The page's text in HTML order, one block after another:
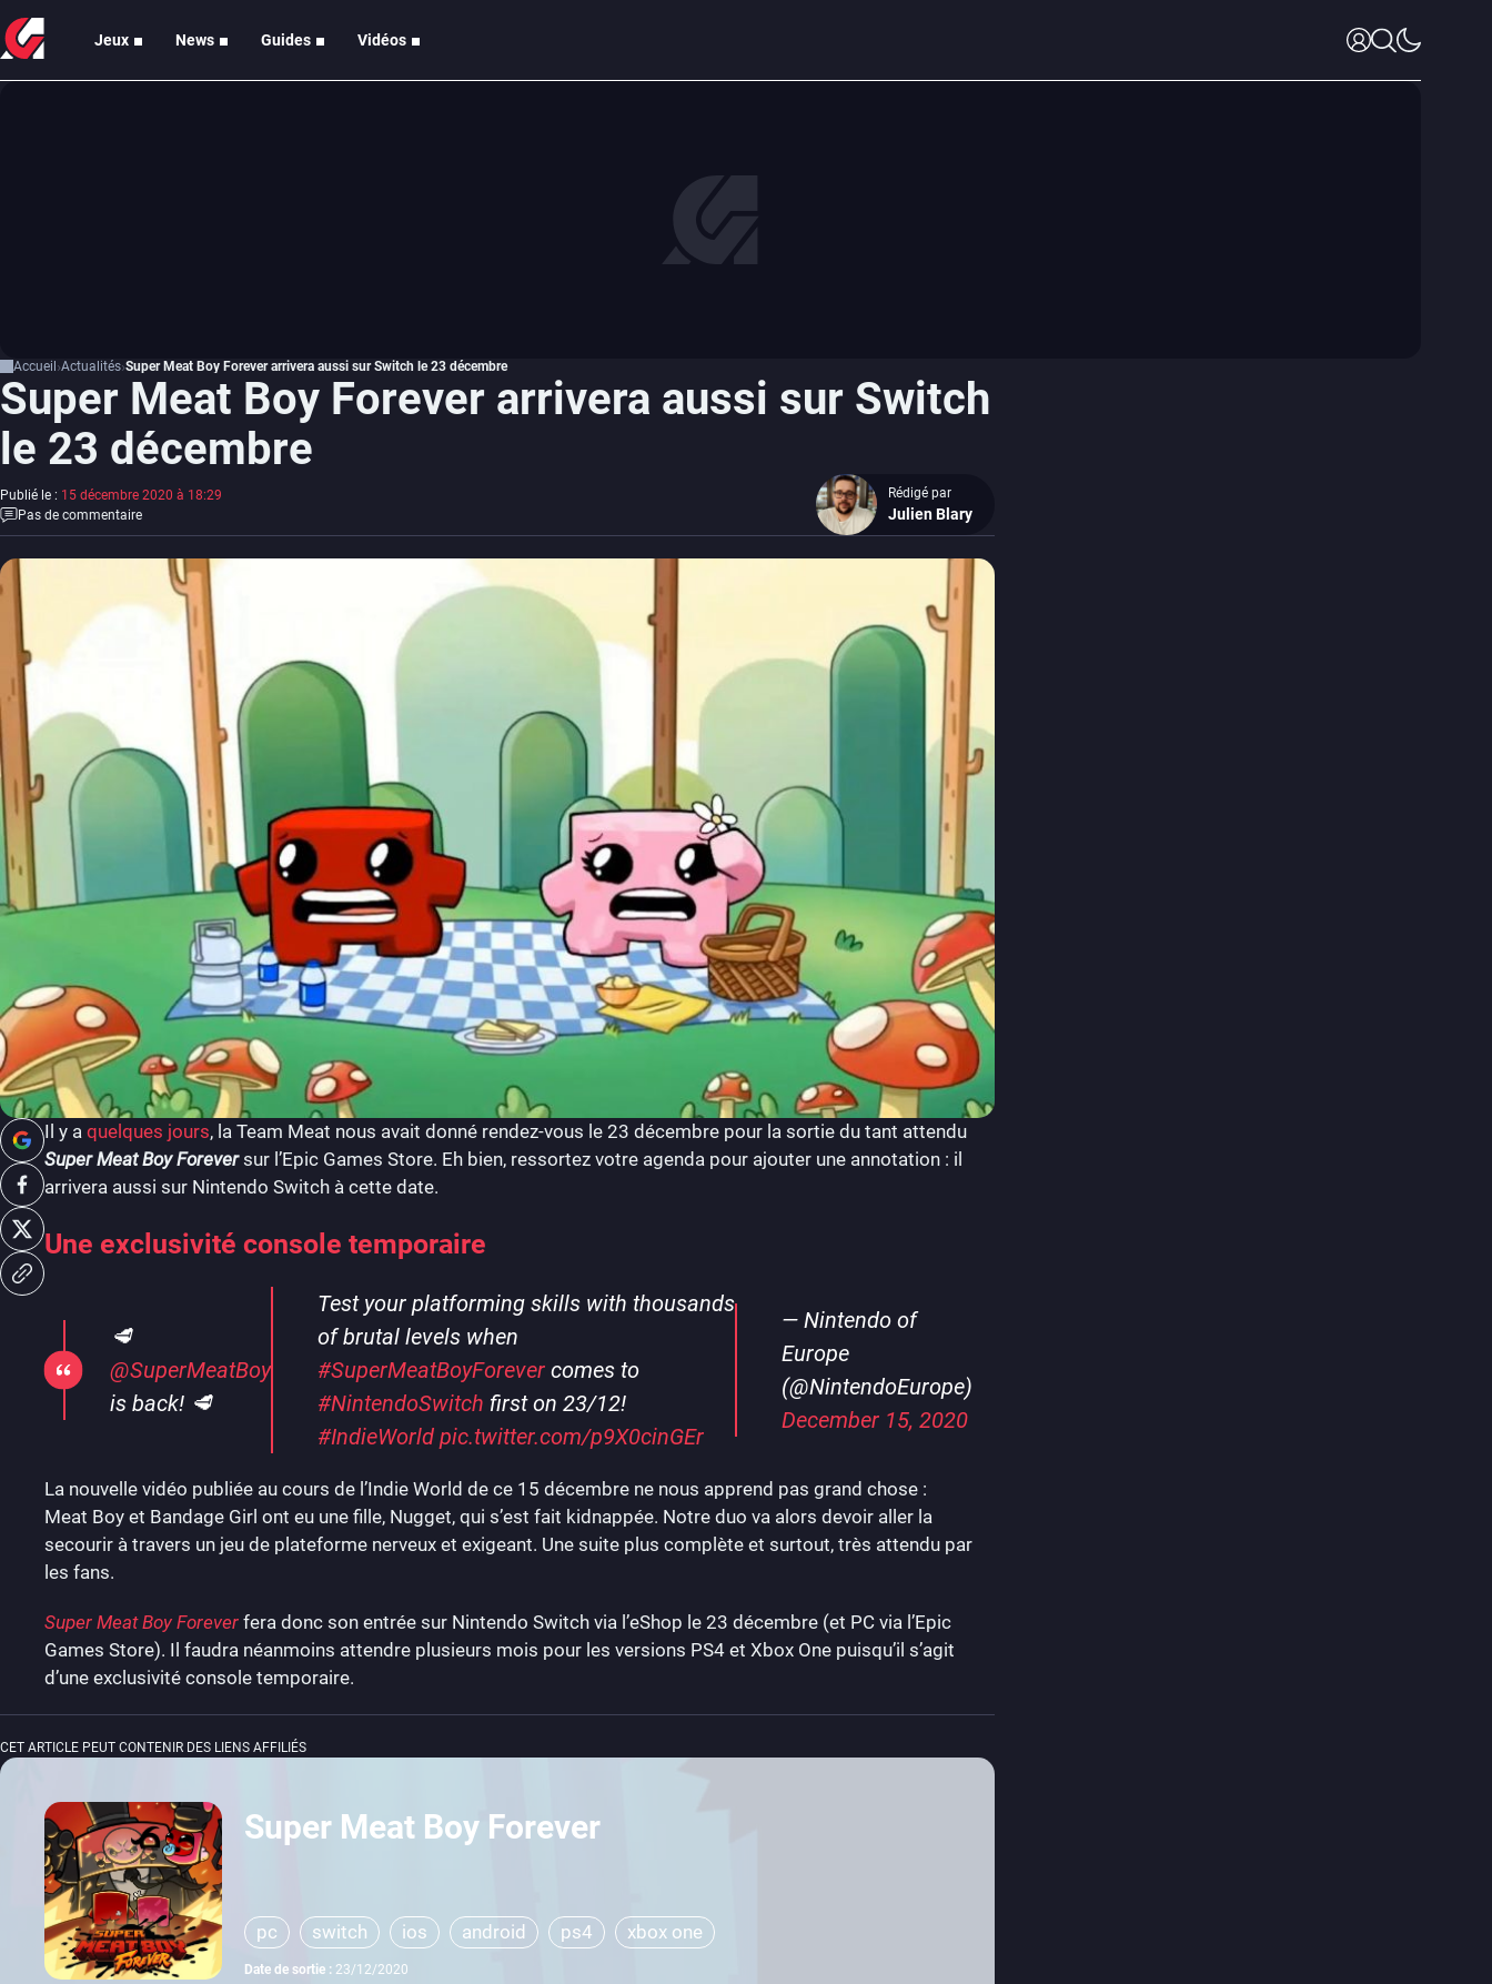
Jeux News Guides Vidéos
Accueil Actualités Super Meat Boy Forever arrivera aussi sur Switch le 23 décembre
Super Meat Boy Forever arrivera aussi sur Switch
le 23 décembre
Publié le : 15 décembre 2020 à 18:29
Pas de commentaire
Rédigé par
Julien Blary
Il y a quelques jours, la Team Meat nous avait donné rendez-vous le 23 décembre pour la sortie du tant attendu
Super Meat Boy Foreversur l’Epic Games Store. Eh bien, ressortez votre agenda pour ajouter une annotation : il
arrivera aussi sur Nintendo Switch à cette date.
Une exclusivité console temporaire
🥩
@SuperMeatBoy
is back! 🥩
Test your platforming skills with thousands
of brutal levels when
#SuperMeatBoyForevercomes to
#NintendoSwitch first on 23/12!
#IndieWorld pic.twitter.com/p9X0cinGEr
— Nintendo of
Europe
(@NintendoEurope)
December 15, 2020
La nouvelle vidéo publiée au cours de l’Indie World de ce 15 décembre ne nous apprend pas grand chose :
Meat Boy et Bandage Girl ont eu une fille, Nugget, qui s’est fait kidnappée. Notre duo va alors devoir aller la
secourir à travers un jeu de plateforme nerveux et exigeant. Une suite plus complète et surtout, très attendu par
les fans.
Super Meat Boy Forever fera donc son entrée sur Nintendo Switch via l’eShop le 23 décembre (et PC via l’Epic
Games Store). Il faudra néanmoins attendre plusieurs mois pour les versions PS4 et Xbox One puisqu’il s’agit
d’une exclusivité console temporaire.
CET ARTICLE PEUT CONTENIR DES LIENS AFFILIÉS
Super Meat Boy Forever
pc switch ios android ps4 xbox one
Date de sortie : 23/12/2020